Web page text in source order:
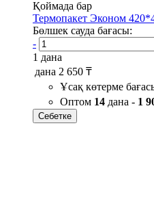
Қоймада бар
Термопакет Эконом
Бөлшек сауда бағасы:
-
1 дана
дана 2 650 ₸
Ұсақ көтерме
Оптом 14 дана - 1
Себетке